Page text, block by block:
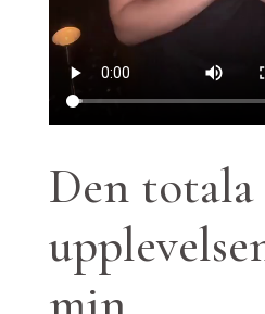
Den totala